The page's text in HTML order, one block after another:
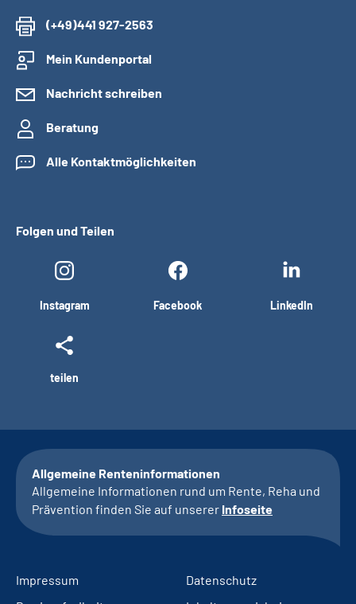
(+49)441 927-2563
Mein Kundenportal
Nachricht schreiben
Beratung
Alle Kontaktmöglichkeiten
Folgen und Teilen
Instagram Facebook LinkedIn
teilen
Allgemeine Renteninformationen
Allgemeine Informationen rund um Rente, Reha und
Prävention finden Sie auf unserer Infoseite
Impressum
Datenschutz